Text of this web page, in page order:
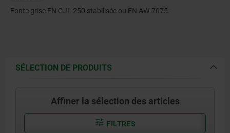
Fonte grise EN GJL 250 stabilisée ou EN AW-7075.
SÉLECTION DE PRODUITS
Affiner la sélection des articles
FILTRES